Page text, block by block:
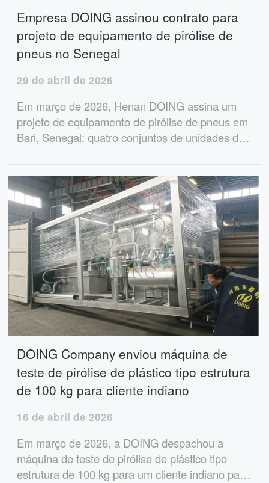
Empresa DOING assinou contrato para
projeto de equipamento de pirólise de
pneus no Senegal
29 de abril de 2026
Em março de 2026, Henan DOING assina um
projeto de equipamento de pirólise de pneus em
Bari, Senegal: quatro conjuntos de unidades de
fornecendo soluções alternativas de produção
de combustível para uma siderúrgica.
DOING Company enviou máquina de
teste de pirólise de plástico tipo estrutura
de 100 kg para cliente indiano
16 de abril de 2026
Em março de 2026, a DOING despachou a
máquina de teste de pirólise de plástico tipo
estrutura de 100 kg para um cliente indiano para